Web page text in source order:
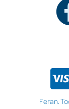
Feran.